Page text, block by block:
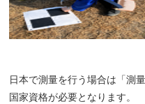
日本で測量を行う場合は「測
国家資格が必要となります。